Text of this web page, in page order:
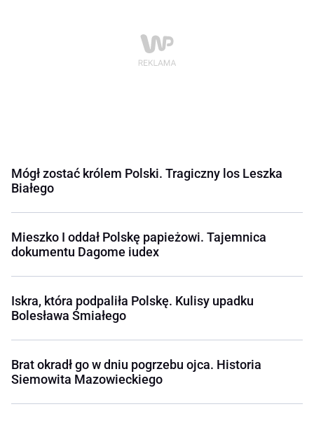
Mógł zostać królem Polski. Tragiczny los Leszka
Białego
Mieszko I oddał Polskę papieżowi. Tajemnica
dokumentu Dagome iudex
Iskra, która podpaliła Polskę. Kulisy upadku
Bolesława Śmiałego
Brat okradł go w dniu pogrzebu ojca. Historia
Siemowita Mazowieckiego